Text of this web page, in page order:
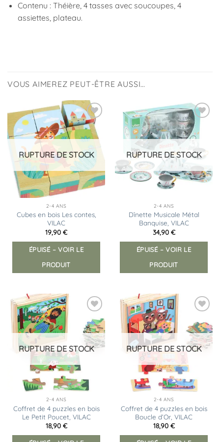
Contenu : Théière, 4 tasses avec soucoupes, 4
assiettes, plateau.
VOUS AIMEREZ PEUT-ÊTRE AUSSI…
Ajouter
à la
liste
d’envies
RUPTURE DE STOCK
2-4 ANS
Cubes en bois Les contes,
VILAC
19,90 €
ÉPUISÉ – VOIR LE
PRODUIT
Ajouter
à la
liste
RUPTURE DE STOCK
2-4 ANS
Dînette Musicale Métal
Banquise, VILAC
34,90 €
ÉPUISÉ – VOIR LE
PRODUIT
Ajouter
à la
liste
d’envies
RUPTURE DE STOCK
2-4 ANS
Coffret de 4 puzzles en bois
Le Petit Poucet, VILAC
18,90 €
à la
liste
d’envies
RUPTURE DE STOCK
2-4 ANS
Coffret de 4 puzzles en bois
Boucle d’Or, VILAC
18,90 €